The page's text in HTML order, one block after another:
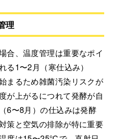
理
合、温度管理は重要なポイ
る1〜2月（寒仕込み）
まるため雑菌汚染リスクが
が上がるにつれて発酵が自
6〜8月）の仕込みは発酵
策と空気の排除が特に重要